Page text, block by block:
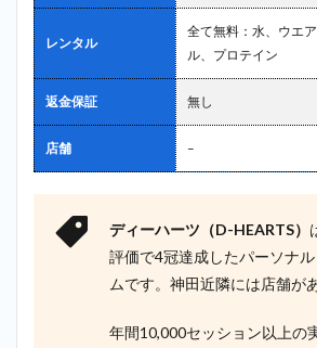
レンタル
全て無料：水、ウエ
ル、プロテイン
返金保証 無し
店舗 –
ディーハーツ（D-HEARTS）
評価で4冠達成したパーソナ
ムです。神田近隣には店舗が
年間10,000セッション以上の